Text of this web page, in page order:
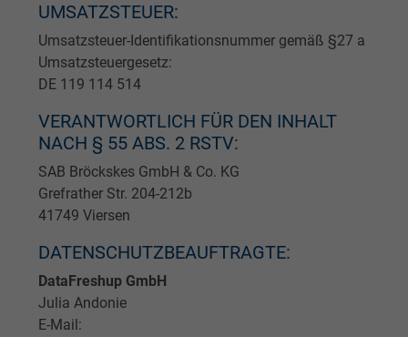
UMSATZSTEUER:
Umsatzsteuer-Identifikationsnummer gemäß §27 a
Umsatzsteuergesetz:
DE 119 114 514
VERANTWORTLICH FÜR DEN INHALT
NACH § 55 ABS. 2 RSTV:
SAB Bröckskes GmbH & Co. KG
Grefrather Str. 204-212b
41749 Viersen
DATENSCHUTZBEAUFTRAGTE:
DataFreshup GmbH
Julia Andonie
E-Mail: